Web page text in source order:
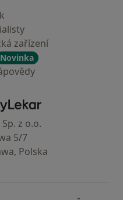
zařízení
Novinka
- Hlavní stránka
z o.o.
5/7
Polska